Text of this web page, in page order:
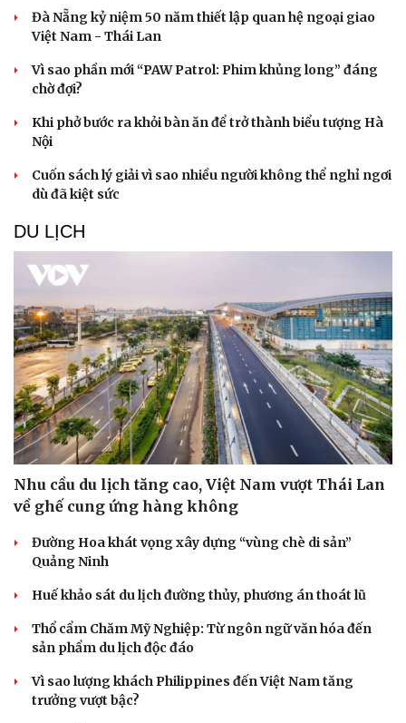
Doanh nghiệp
Thông tin doanh nghiệp
Doanh nghiệp 24h
Doanh nhân
Vì cộng đồng
Sành điệu
Tin Công nghệ
Chuyển đổi số
Đà Nẵng kỷ niệm 50 năm thiết lập quan hệ ngoại giao
Việt Nam - Thái Lan
Vì sao phần mới “PAW Patrol: Phim khủng long” đáng
chờ đợi?
Khi phở bước ra khỏi bàn ăn để trở thành biểu tượng Hà
Nội
Cuốn sách lý giải vì sao nhiều người không thể nghỉ ngơi
dù đã kiệt sức
DU LỊCH
Nhu cầu du lịch tăng cao, Việt Nam vượt Thái Lan
về ghế cung ứng hàng không
Đường Hoa khát vọng xây dựng “vùng chè di sản”
Quảng Ninh
Huế khảo sát du lịch đường thủy, phương án thoát lũ
Thổ cẩm Chăm Mỹ Nghiệp: Từ ngôn ngữ văn hóa đến
sản phẩm du lịch độc đáo
Vì sao lượng khách Philippines đến Việt Nam tăng
trưởng vượt bậc?